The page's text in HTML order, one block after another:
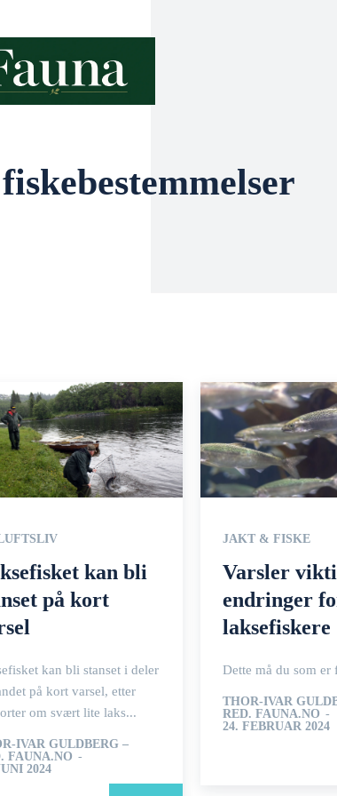
fiskebestemmelser
kan bli
på kort
kan bli stanset i deler
på kort varsel, etter
om svært lite laks...
IVAR GULDBERG –
FAUNA.NO -
2024
JAKT & FISKE
Varsler
endringer
laksefiskere
Dette må du som er
THOR-IVAR
RED. FAUNA.NO -
24. FEBRUAR 2024